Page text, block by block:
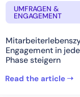
UMFRAGEN &
ENGAGEMENT
Engagement in
Phase steigern
Read the article